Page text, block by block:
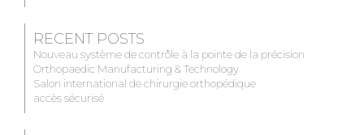
RECENT POSTS
Nouveau système de contrôle à la pointe de la précision
Orthopaedic Manufacturing & Technology
Salon international de chirurgie orthopédique
accès sécurisé